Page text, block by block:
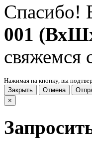
Спасибо!
001
свяжемся
Нажимая на кнопку, вы
Закрыть
Отмена
×